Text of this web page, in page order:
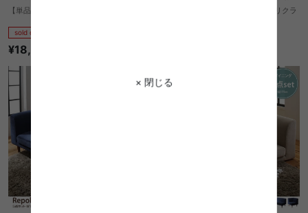
× 閉じる
【単品】Celt ダイニング 2人掛けベンチ
sold out
¥18,230
【2点セット】Jake 1人掛け脚付きリクラ